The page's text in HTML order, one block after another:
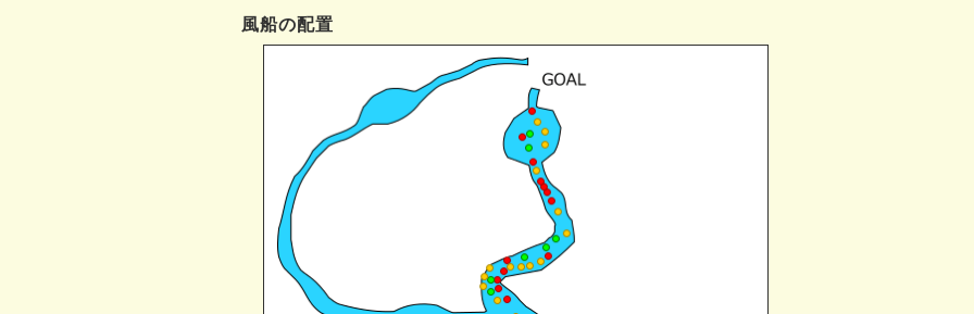
風船の配置